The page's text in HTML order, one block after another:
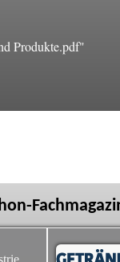
Produkte.pdf"